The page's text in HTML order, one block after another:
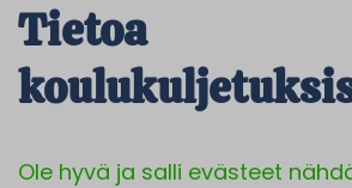
Tietoa
Ole hyvä ja salli evästeet